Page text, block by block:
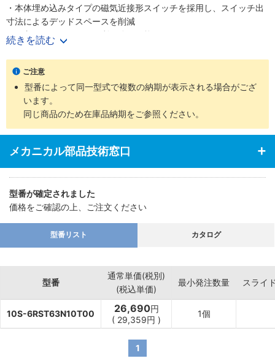
・本体埋め込みタイプの磁気近接形スイッチを採用し、スイッチ出
寸法によるデッドスペースを削減
・保守メンテナンスに便利な分解可能形
・ロッド先端部仕様は、めねじ、おねじの2タイプを用意
・支持金具の種類、ロッド先端部の付属品など豊富に揃え幅広い用
途に対応
続きを読む
ご注意
型番によって同一型式で複数の納期が表示される場合がござ
います。
同じ商品のため在庫品納期をご参照ください。
メカニカル部品技術窓口
型番が確定されました
価格をご確認の上、ご注文ください
型番リスト カタログ
型番
通常単価(税別)
(税込単価)
最小発注数量 スライ
10S-6RST63N10T00 26,690円
( 29,359円 )
1個
1